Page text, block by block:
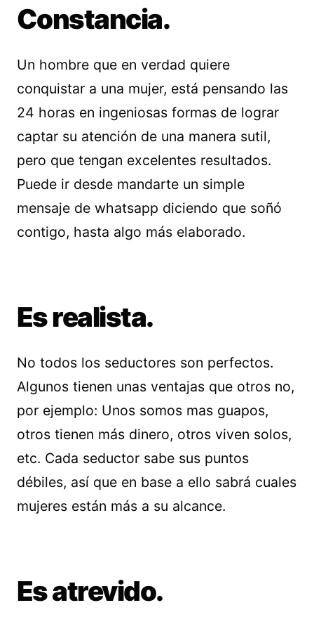
Constancia.
Un hombre que en verdad quiere
conquistar a una mujer, está pensando las
24 horas en ingeniosas formas de lograr
captar su atención de una manera sutil,
pero que tengan excelentes resultados.
Puede ir desde mandarte un simple
mensaje de whatsapp diciendo que soñó
contigo, hasta algo más elaborado.
Es realista.
No todos los seductores son perfectos.
Algunos tienen unas ventajas que otros no,
por ejemplo: Unos somos mas guapos,
otros tienen más dinero, otros viven solos,
etc. Cada seductor sabe sus puntos
débiles, así que en base a ello sabrá cuales
mujeres están más a su alcance.
Es atrevido.